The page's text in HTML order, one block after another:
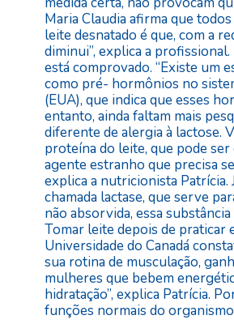
Maria Claudia afirma que
leite desnatado é que, com a
diminui”, explica a
está comprovado. “Existe um
como pré- hormônios no
(EUA), que indica que esses
entanto, ainda faltam mais
diferente de alergia à lactose.
proteína do leite, que pode ser
agente estranho que precisa
explica a nutricionista Patrícia.
chamada lactase, que serve
não absorvida, essa
Tomar leite depois de praticar
Universidade do Canadá
sua rotina de musculação,
mulheres que bebem
hidratação”, explica Patrícia.
funções normais do